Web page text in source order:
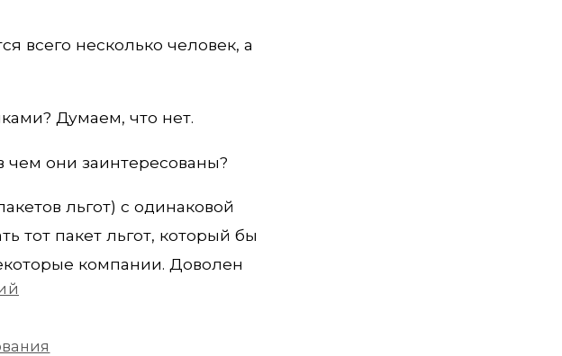
всего несколько человек, а
Думаем, что нет.
чем они заинтересованы?
льгот) с одинаковой
тот пакет льгот, который бы
компании. Доволен